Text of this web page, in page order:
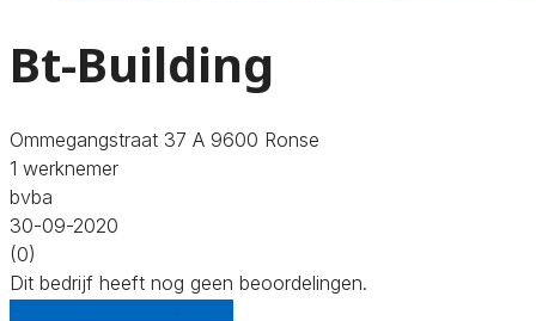
Bt-Building
Ommegangstraat 37 A 9600 Ronse
1 werknemer
bvba
30-09-2020
(0)
Dit bedrijf heeft nog geen beoordelingen.